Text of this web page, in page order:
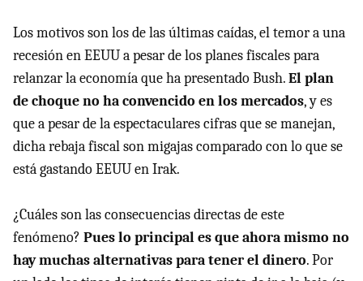
Los motivos son los de las últimas caídas, el temor a una
recesión en EEUU a pesar de los planes fiscales para
relanzar la economía que ha presentado Bush.El plan
de choque no ha convencido en los mercados, y es
que a pesar de la espectaculares cifras que se manejan,
dicha rebaja fiscal son migajas comparado con lo que se
está gastando EEUU en Irak.
¿Cuáles son las consecuencias directas de este
fenómeno? Pues lo principal es que ahora mismo no
hay muchas alternativas para tener el dinero. Por